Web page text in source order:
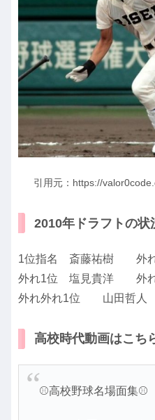
引用元：https://
2010年ドラフトの状
1位指名 斎藤祐樹 外
外れ1位 塩見貴洋 外
外れ外れ1位 山田哲人
高校時代動画はこち
⚾️高校野球名場面集⚾️